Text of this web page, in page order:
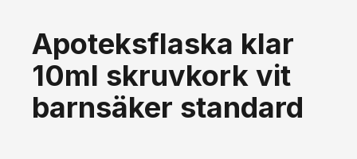
Apoteksflaska klar
10ml skruvkork vit
barnsäker standard